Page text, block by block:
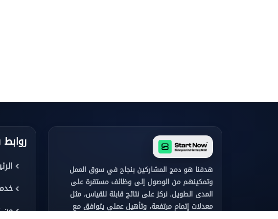
هدفنا هو دمج المشاركين بنجاح في سوق العمل
وتمكينهم من الوصول إلى وظائف مستقرة على
المدى الطويل. نركز على نتائج قابلة للقياس، مثل
معدلات إتمام مرتفعة، وتأهيل عملي يتوافق مع
من